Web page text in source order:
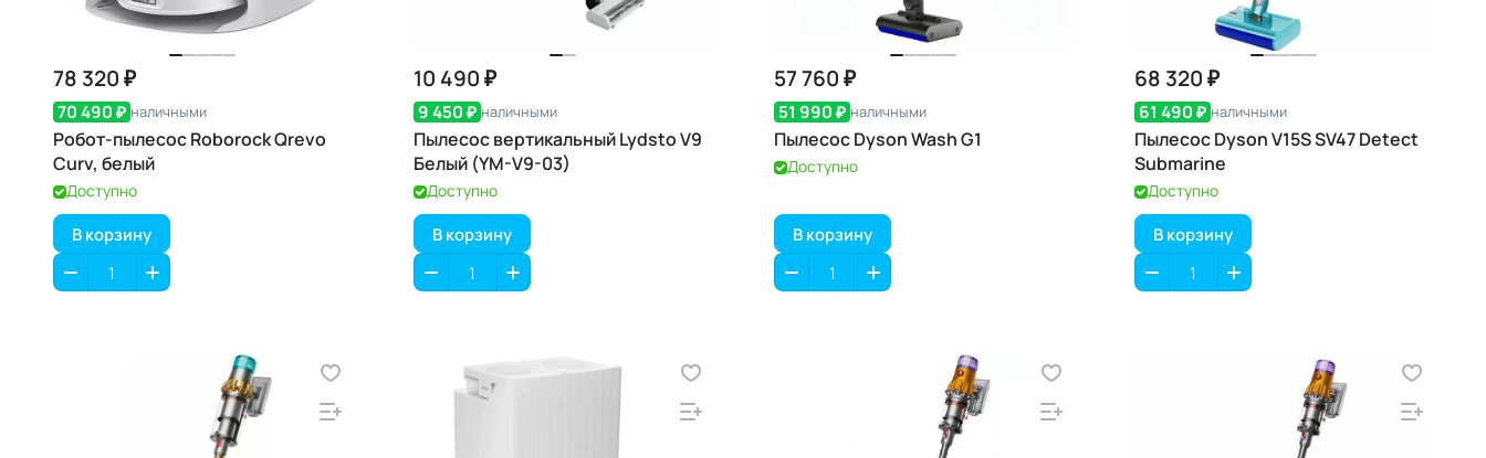
78 320 ₽
70 490 ₽ наличными
Робот-пылесос Roborock Qrevo
Curv, белый
Доступно
В корзину
10 490 ₽
9 450 ₽ наличными
Пылесос вертикальный Lydsto V9
Белый (YM-V9-03)
Доступно
В корзину
57 760 ₽
51 990 ₽ наличными
Пылесос Dyson Wash G1
Доступно
В корзину
68 320 ₽
61 490 ₽ наличными
Пылесос Dyson V15S SV47 Detect
Submarine
Доступно
В корзину